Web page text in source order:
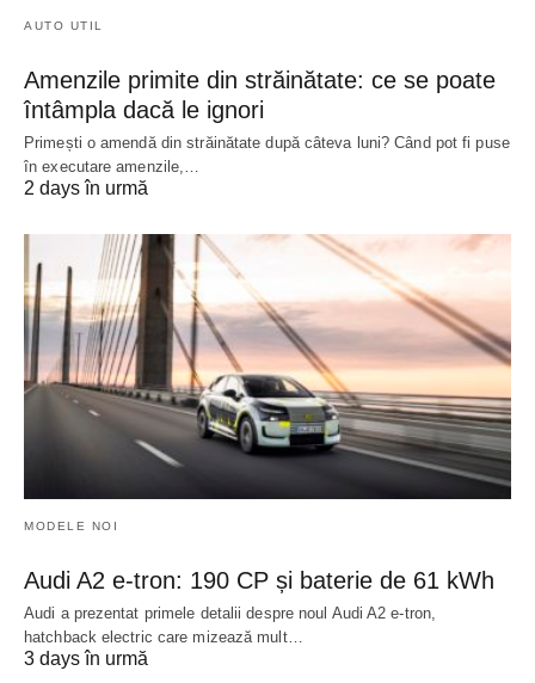
AUTO UTIL
Amenzile primite din străinătate: ce se poate
întâmpla dacă le ignori
Primești o amendă din străinătate după câteva luni? Când pot fi puse
în executare amenzile,…
2 days în urmă
MODELE NOI
Audi A2 e-tron: 190 CP și baterie de 61 kWh
Audi a prezentat primele detalii despre noul Audi A2 e-tron,
hatchback electric care mizează mult…
3 days în urmă